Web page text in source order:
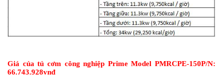
Giá của tủ cơm công nghiệp Prime Model PMRCPE-150P/N:
66.743.928vnđ